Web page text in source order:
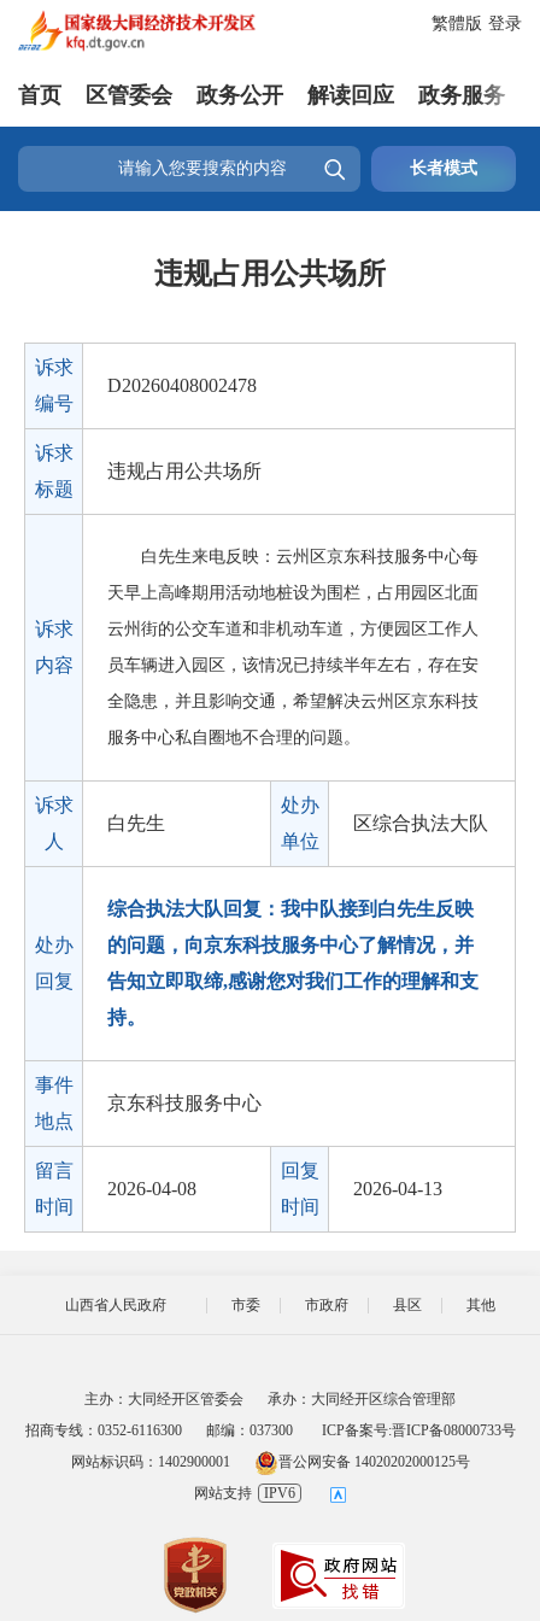
登录
繁體版
首页 区管委会 政务公开 解读回应 政务服务
 长者模式
违规占用公共场所
诉求
编号
D20260408002478
诉求
标题
违规占用公共场所
诉求
内容
白先生来电反映：云州区京东科技服务中心每
天早上高峰期用活动地桩设为围栏，占用园区北面
云州街的公交车道和非机动车道，方便园区工作人
员车辆进入园区，该情况已持续半年左右，存在安
全隐患，并且影响交通，希望解决云州区京东科技
服务中心私自圈地不合理的问题。
诉求
人
白先生
处办
单位
区综合执法大队
处办
回复
综合执法大队回复：我中队接到白先生反映
的问题，向京东科技服务中心了解情况，并
告知立即取缔,感谢您对我们工作的理解和支
持。
事件
地点
京东科技服务中心
留言
时间
2026-04-08
回复
时间
2026-04-13
山西省人民政府 市委 市政府 县区 其他
主办：大同经开区管委会
承办：大同经开区综合管理部
招商专线：0352-6116300
邮编：037300
ICP备案号:晋ICP备08000733号
网站标识码：1402900001
晋公网安备 14020202000125号
网站支持
IPV6